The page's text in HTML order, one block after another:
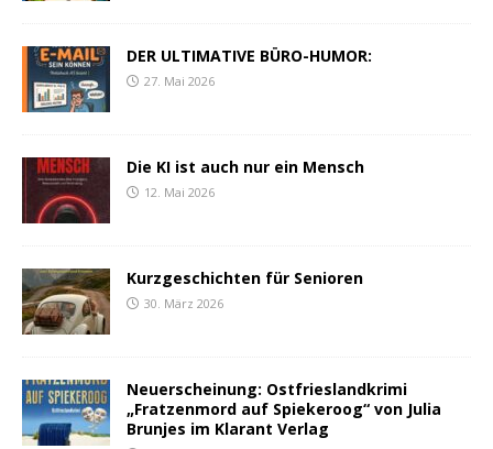
DER ULTIMATIVE BÜRO-HUMOR:
27. Mai 2026
Die KI ist auch nur ein Mensch
12. Mai 2026
Kurzgeschichten für Senioren
30. März 2026
Neuerscheinung: Ostfrieslandkrimi
„Fratzenmord auf Spiekeroog“ von Julia
Brunjes im Klarant Verlag